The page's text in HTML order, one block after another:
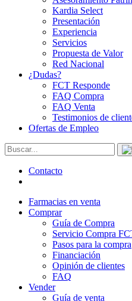
Kardia Select
Presentación
Experiencia
Servicios
Propuesta de Valor
Red Nacional
¿Dudas?
FCT Responde
FAQ Compra
FAQ Venta
Testimonios de
Ofertas de Empleo
Contacto
Farmacias en venta
Comprar
Guía de Compra
Servicio Compra
Pasos para la compra
Financiación
Opinión de clientes
FAQ
Vender
Guía de venta